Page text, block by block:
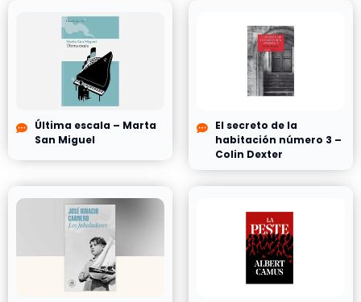
Última escala – Marta
San Miguel
El secreto de la
habitación número 3 –
Colin Dexter